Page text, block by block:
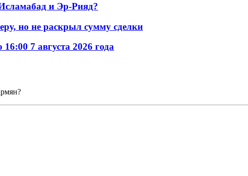
и Эр-Рияд?
но не раскрыл сумму сделки
7 августа 2026 года